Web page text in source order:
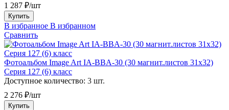
1 287 ₽/шт
Купить
В избранное В избранном
Сравнить
Фотоальбом Image Art IA-BBA-30 (30 магнит.листов 31х32)
Серия 127 (6) класс
Доступное количество: 3 шт.
2 276 ₽/шт
Купить